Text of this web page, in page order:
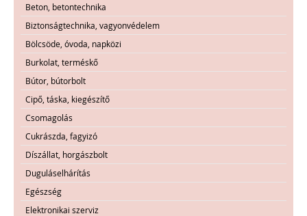
Beton, betontechnika
Biztonságtechnika, vagyonvédelem
Bölcsöde, óvoda, napközi
Burkolat, terméskő
Bútor, bútorbolt
Cipő, táska, kiegészítő
Csomagolás
Cukrászda, fagyizó
Díszállat, horgászbolt
Duguláselhárítás
Egészség
Elektronikai szerviz